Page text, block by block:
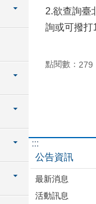
2.欲查詢臺
詢或可撥打
點閱數： 279
:::
公告資訊
最新消息
活動訊息